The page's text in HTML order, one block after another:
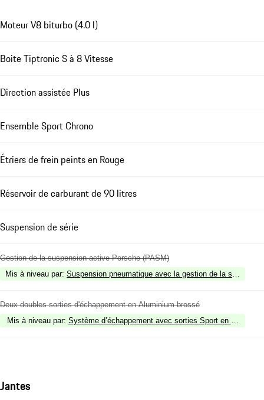
Moteur V8 biturbo (4.0 l)
Boite Tiptronic S à 8 Vitesse
Direction assistée Plus
Ensemble Sport Chrono
Étriers de frein peints en Rouge
Réservoir de carburant de 90 litres
Suspension de série
Gestion de la suspension active Porsche (PASM)
Mis à niveau par: Suspension pneumatique avec la gestion de la
Deux doubles sorties d'échappement en Aluminium brossé
Mis à niveau par: Système d’échappement avec sorties Sport en Argent
Jantes